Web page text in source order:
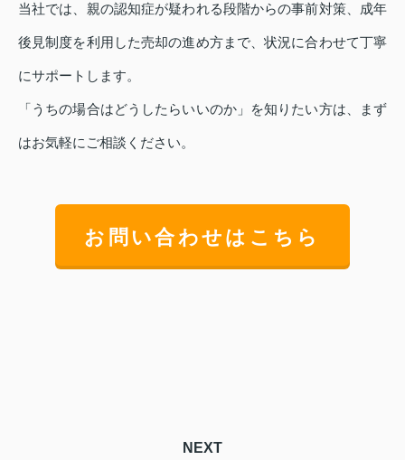
当社では、親の認知症が疑われる段階からの事前対策、成年
後見制度を利用した売却の進め方まで、状況に合わせて丁寧
にサポートします。
「うちの場合はどうしたらいいのか」を知りたい方は、まず
はお気軽にご相談ください。
お問い合わせはこちら
NEXT